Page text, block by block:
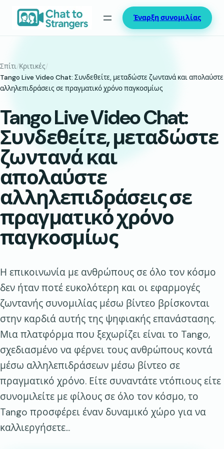
Μετάβαση
περιεχόμενο
Έναρξη συνομιλίας
Σπίτι/Κριτικές/
Tango Live Video Chat: Συνδεθείτε, μεταδώστε ζωντανά και απολαύστε
αλληλεπιδράσεις σε πραγματικό χρόνο παγκοσμίως
Tango Live Video Chat:
Συνδεθείτε, μεταδώστε
ζωντανά και
απολαύστε
αλληλεπιδράσεις σε
πραγματικό χρόνο
παγκοσμίως
Η επικοινωνία με ανθρώπους σε όλο τον κόσμο
δεν ήταν ποτέ ευκολότερη και οι εφαρμογές
ζωντανής συνομιλίας μέσω βίντεο βρίσκονται
στην καρδιά αυτής της ψηφιακής επανάστασης.
Μια πλατφόρμα που ξεχωρίζει είναι το Tango,
σχεδιασμένο να φέρνει τους ανθρώπους κοντά
μέσω αλληλεπιδράσεων μέσω βίντεο σε
πραγματικό χρόνο. Είτε συναντάτε ντόπιους είτε
συνομιλείτε με φίλους σε όλο τον κόσμο, το
Tango προσφέρει έναν δυναμικό χώρο για να
καλλιεργήσετε...